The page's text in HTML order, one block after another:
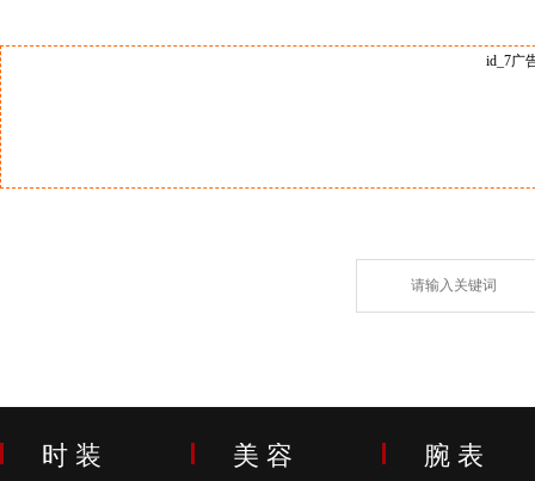
id_7广
时 装 美 容 腕 表